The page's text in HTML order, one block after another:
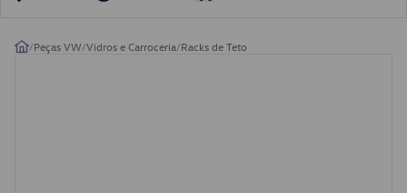
/Peças VW/Vidros e Carroceria/Racks de Teto